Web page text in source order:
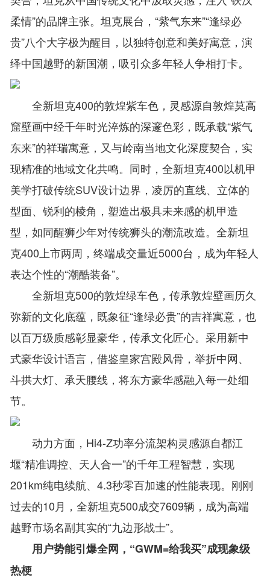
柔情”的品牌主张。坦克展台，“紫气东来”“逢绿必
贵”八个大字极为醒目，以独特创意和美好寓意，演
绎中国越野的新国潮，吸引众多年轻人争相打卡。
全新坦克400的敦煌紫车色，灵感源自敦煌莫高
窟壁画中经千年时光淬炼的深邃色彩，既承载“紫气
东来”的祥瑞寓意，又与岭南当地文化深度契合，实
现精准的地域文化共鸣。同时，全新坦克400以机甲
美学打破传统SUV设计边界，凌厉的直线、立体的
型面、锐利的棱角，塑造出极具未来感的机甲造
型，如同醒狮少年对传统狮头的潮流改造。全新坦
克400上市两周，终端成交量近5000台，成为年轻人
表达个性的“潮酷装备”。
全新坦克500的敦煌绿车色，传承敦煌壁画历久
弥新的文化底蕴，既象征“逢绿必贵”的吉祥寓意，也
以百万级质感彰显豪华，传承文化匠心。采用新中
式豪华设计语言，借鉴皇家宫殿风骨，举折中网、
斗拱大灯、承天腰线，将东方豪华感融入每一处细
节。
动力方面，Hi4-Z功率分流架构灵感源自都江
堰“精准调控、天人合一”的千年工程智慧，实现
201km纯电续航、4.3秒零百加速的性能表现。刚刚
过去的10月，全新坦克500成交7609辆，成为高端
越野市场名副其实的“九边形战士”。
用户势能引爆全网，“GWM=给我买”成现象级
热梗